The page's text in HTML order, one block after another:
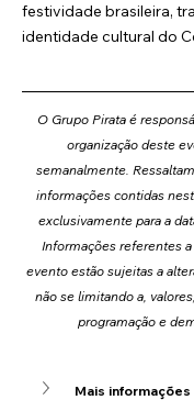
festividade brasileira,
identidade cultural do
O Grupo Pirata é
organização deste
semanalmente.
informações contidas
exclusivamente para a
Informações referentes
evento estão sujeitas a
não se limitando a,
programação e
Mais informações